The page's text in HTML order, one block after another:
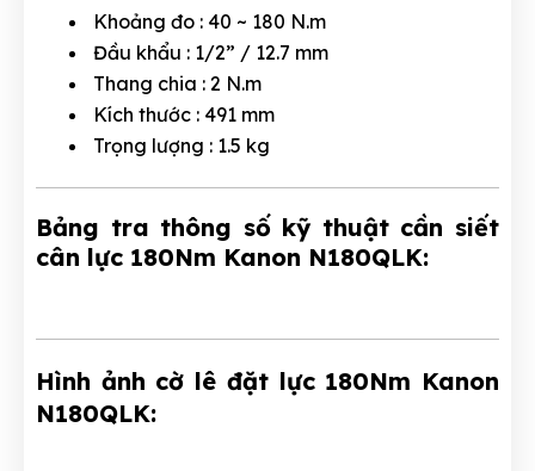
Khoảng đo : 40 ~ 180 N.m
Đầu khẩu : 1/2” / 12.7 mm
Thang chia : 2 N.m
Kích thước : 491 mm
Trọng lượng : 1.5 kg
Bảng tra thông số kỹ thuật cần siết
cân lực 180Nm Kanon N180QLK:
Hình ảnh cờ lê đặt lực 180Nm Kanon
N180QLK: